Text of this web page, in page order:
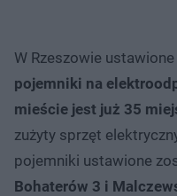
W Rzeszowie ustawione
pojemniki na
mieście jest już 35
zużyty sprzęt
pojemniki ustawione
Bohaterów 3 i